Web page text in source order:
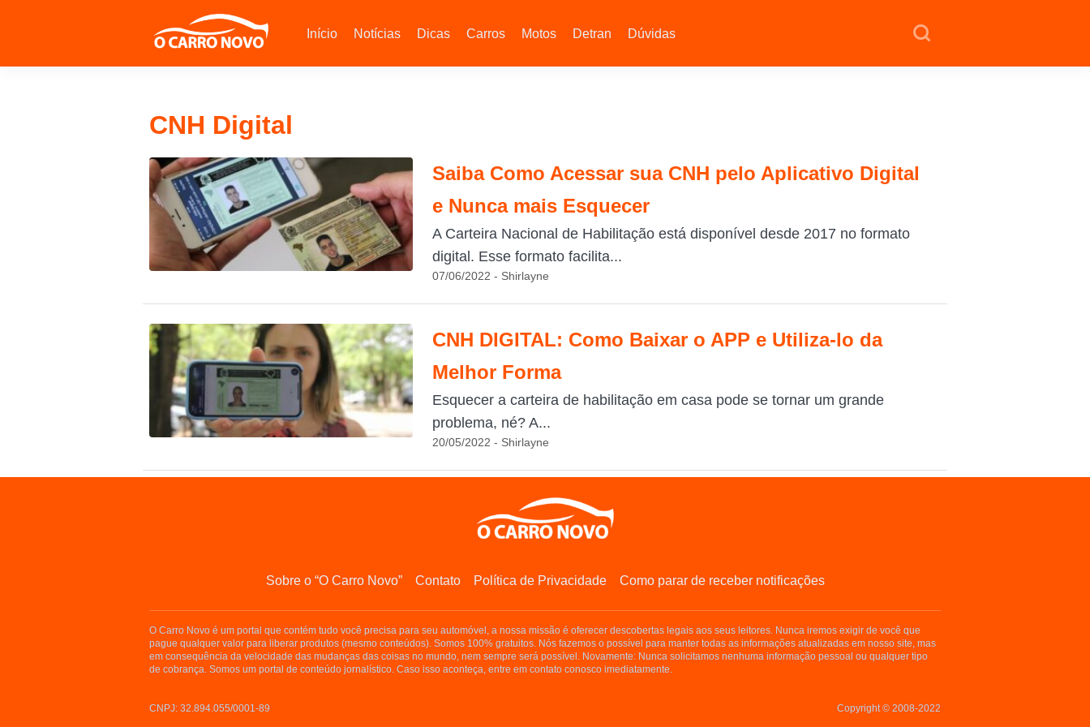
Início Notícias Dicas Carros Motos Detran Dúvidas
CNH Digital
Saiba Como Acessar sua CNH pelo Aplicativo Digital
e Nunca mais Esquecer
A Carteira Nacional de Habilitação está disponível desde 2017 no formato
digital. Esse formato facilita...
07/06/2022 - Shirlayne
CNH DIGITAL: Como Baixar o APP e Utiliza-lo da
Melhor Forma
Esquecer a carteira de habilitação em casa pode se tornar um grande
problema, né? A...
20/05/2022 - Shirlayne
Sobre o “O Carro Novo” Contato Política de Privacidade Como parar de receber notificações
O Carro Novo é um portal que contém tudo você precisa para seu automóvel, a nossa missão é oferecer descobertas legais aos seus leitores. Nunca iremos exigir de você que
pague qualquer valor para liberar produtos (mesmo conteúdos). Somos 100% gratuitos. Nós fazemos o possível para manter todas as informações atualizadas em nosso site, mas
em consequência da velocidade das mudanças das coisas no mundo, nem sempre será possível. Novamente: Nunca solicitamos nenhuma informação pessoal ou qualquer tipo
de cobrança. Somos um portal de conteúdo jornalístico. Caso isso aconteça, entre em contato conosco imediatamente.
Copyright © 2008-2022
CNPJ: 32.894.055/0001-89